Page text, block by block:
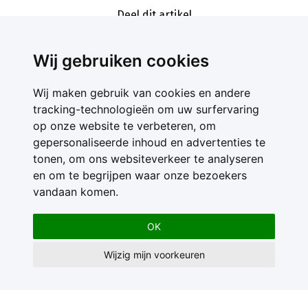
Wij gebruiken cookies
Wij maken gebruik van cookies en andere
tracking-technologieën om uw surfervaring
op onze website te verbeteren, om
gepersonaliseerde inhoud en advertenties te
tonen, om ons websiteverkeer te analyseren
en om te begrijpen waar onze bezoekers
vandaan komen.
OK
Wijzig mijn voorkeuren
Deel dit artikel
Contact
Feedback
Nieuwsbrief
Adverteren
Gebruikersvoorwaarden
Privacy Statement